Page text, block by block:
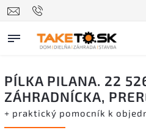
PÍLKA PILANA. 22
ZÁHRADNÍCKA,
+ praktický pomocník k